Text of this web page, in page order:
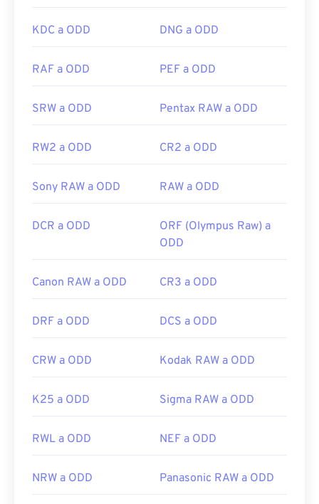
KDC a ODD DNG a ODD
RAF a ODD PEF a ODD
SRW a ODD Pentax RAW a ODD
RW2 a ODD CR2 a ODD
Sony RAW a ODD RAW a ODD
DCR a ODD
ORF (Olympus Raw) a
ODD
Canon RAW a ODD CR3 a ODD
DRF a ODD DCS a ODD
CRW a ODD Kodak RAW a ODD
K25 a ODD Sigma RAW a ODD
RWL a ODD NEF a ODD
NRW a ODD Panasonic RAW a ODD